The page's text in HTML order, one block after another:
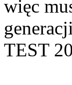
więc
TEST